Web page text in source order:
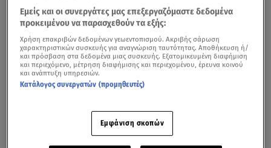
Το θρίλερ των θανάτων των τριών παιδιών στην
φαίνεται ότι πλησιάζει στο τέλος, όμως τις τελευταίες
ώρες κάνουν τον γύρο του διαδικτύου τα μηνύματα που
έστελναν οι γονείς και μάλιστα λίγους μήνες μετά από
τον θάνατο της Μαλένας.
Στα μηνύματα αυτά ο πατέρας των παιδιών, Μάνος
Δασκαλάκης, εκφράζει δημόσια στα social media την
Εμείς και οι συνεργάτες μας επεξεργαζόμαστε δεδομένα
προκειμένου να παρασχεθούν τα εξής:
Χρήση επακριβών δεδομένων γεωεντοπισμού. Ακριβής σάρωση
χαρακτηριστικών συσκευής για αναγνώριση ταυτότητας. Αποθήκευση ή/
και πρόσβαση στα δεδομένα μιας συσκευής. Εξατομικευμένη διαφήμιση
και περιεχόμενο, μέτρηση διαφήμισης και περιεχομένου, έρευνα κοινού
και ανάπτυξη υπηρεσιών.
Κατάλογος συνεργατών (προμηθευτές)
Εμφάνιση σκοπών